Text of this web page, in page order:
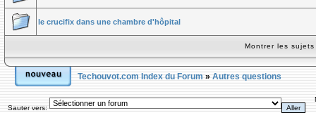
le crucifix dans une chambre d'hôpital
Montrer les
Techouvot.com Index du Forum » Autres questions
Sauter vers: